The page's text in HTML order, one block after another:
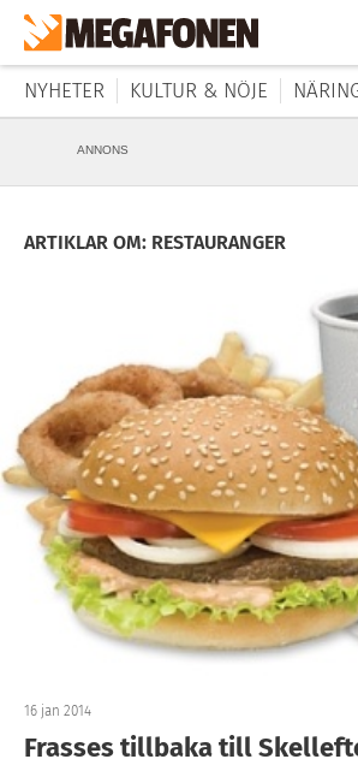
NYHETER KULTUR & NÖJE
ANNONS
ARTIKLAR OM: RESTAURANGER
16 jan 2014
Frasses tillbaka till